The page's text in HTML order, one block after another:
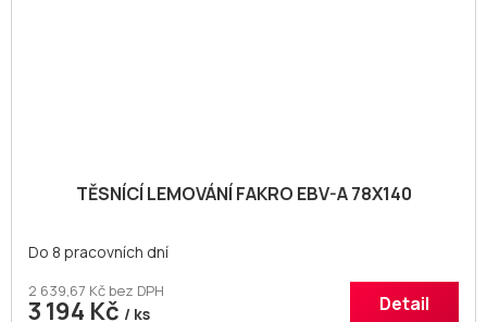
TĚSNÍCÍ LEMOVÁNÍ FAKRO EBV-A 78X140
Do 8 pracovních dní
2 639,67 Kč bez DPH
3 194 Kč / ks Detail